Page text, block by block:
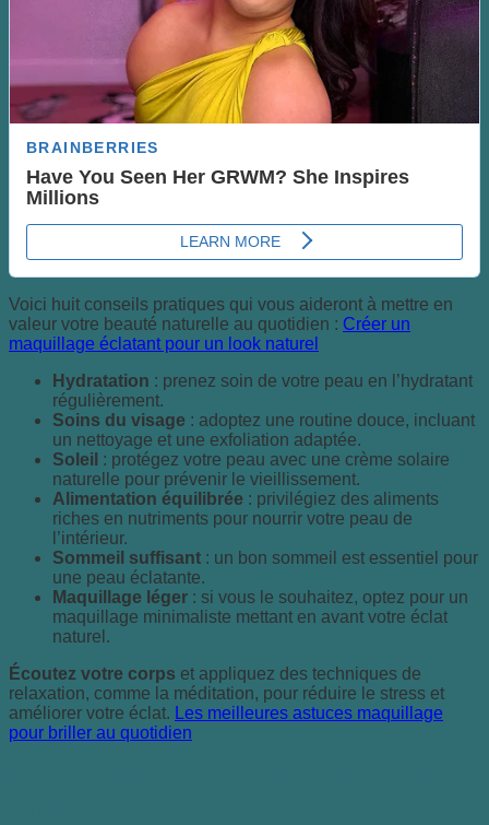
Voici huit conseils pratiques qui vous aideront à mettre en
valeur votre beauté naturelle au quotidien : Créer un
maquillage éclatant pour un look naturel
Hydratation : prenez soin de votre peau en l’hydratant
régulièrement.
Soins du visage : adoptez une routine douce, incluant
un nettoyage et une exfoliation adaptée.
Soleil : protégez votre peau avec une crème solaire
naturelle pour prévenir le vieillissement.
Alimentation équilibrée : privilégiez des aliments
riches en nutriments pour nourrir votre peau de
l’intérieur.
Sommeil suffisant : un bon sommeil est essentiel pour
une peau éclatante.
Maquillage léger : si vous le souhaitez, optez pour un
maquillage minimaliste mettant en avant votre éclat
naturel.
Écoutez votre corps et appliquez des techniques de
relaxation, comme la méditation, pour réduire le stress et
améliorer votre éclat. Les meilleures astuces maquillage
pour briller au quotidien